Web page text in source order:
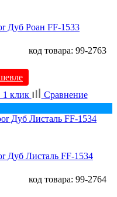
Дуб Роан FF-1533
код товара: 99-2763
клик
Сравнение
Дуб Листаль FF-1534
код товара: 99-2764